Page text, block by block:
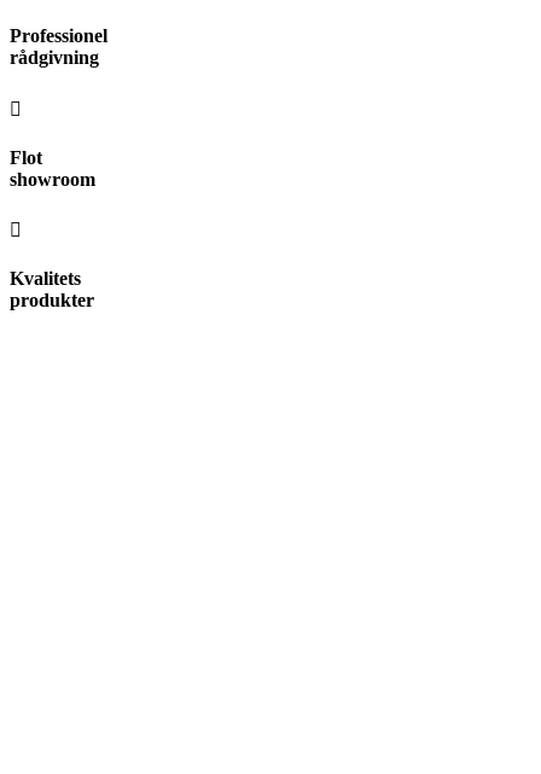
Videre
til
Professionel
rådgivning
Flot
showroom
Kvalitets
produkter